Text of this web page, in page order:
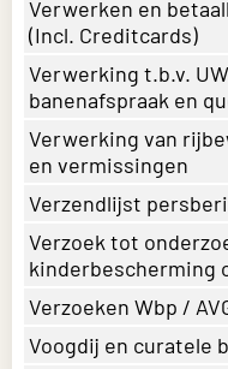
Verwerken en
(Incl. Creditcards)
Verwerking t.b.v.
banenafspraak en
Verwerking van
en vermissingen
Verzendlijst
Verzoek tot
kinderbescherming
Verzoeken Wbp /
Voogdij en curatele